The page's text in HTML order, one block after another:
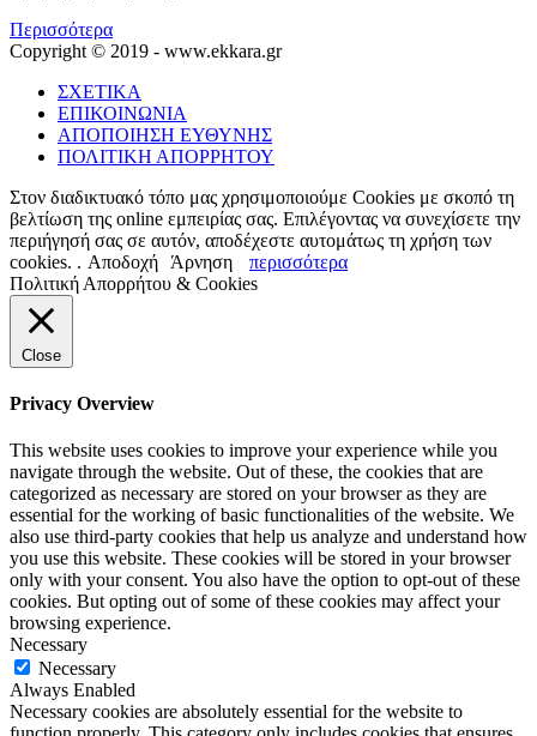
Περισσότερα
Copyright © 2019 - www.ekkara.gr
ΣΧΕΤΙΚΑ
ΕΠΙΚΟΙΝΩΝΙΑ
ΑΠΟΠΟΙΗΣΗ ΕΥΘΥΝΗΣ
ΠΟΛΙΤΙΚΗ ΑΠΟΡΡΗΤΟΥ
Στον διαδικτυακό τόπο μας χρησιμοποιούμε Cookies με σκοπό τη
βελτίωση της online εμπειρίας σας. Επιλέγοντας να συνεχίσετε την
περιήγησή σας σε αυτόν, αποδέχεστε αυτομάτως τη χρήση των
cookies. . Αποδοχή Άρνηση
περισσότερα
Πολιτική Απορρήτου & Cookies
Close
Privacy Overview
This website uses cookies to improve your experience while you
navigate through the website. Out of these, the cookies that are
categorized as necessary are stored on your browser as they are
essential for the working of basic functionalities of the website. We
also use third-party cookies that help us analyze and understand how
you use this website. These cookies will be stored in your browser
only with your consent. You also have the option to opt-out of these
cookies. But opting out of some of these cookies may affect your
browsing experience.
Necessary
Necessary
Always Enabled
Necessary cookies are absolutely essential for the website to